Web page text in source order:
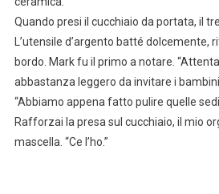
Quando presi il cucchiaio da portata, il
L’utensile d’argento batté dolcemente,
bordo. Mark fu il primo a notare.
abbastanza leggero da invitare i
“Abbiamo appena fatto pulire quelle
Rafforzai la presa sul cucchiaio, il mio
mascella. “Ce l’ho.”